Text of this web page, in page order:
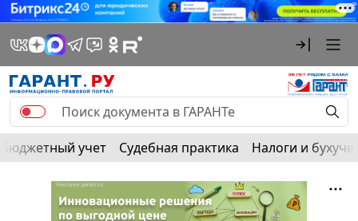
Бюджетный учет Судебная практика Налоги и